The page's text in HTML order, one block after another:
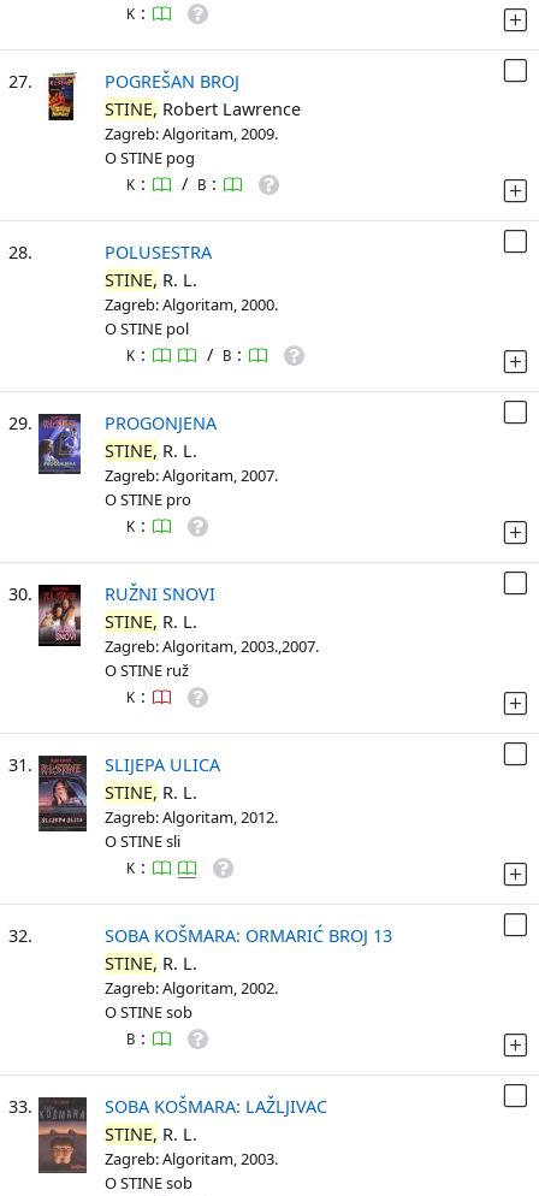
K :
27.
POGREŠAN BROJ
STINE, Robert Lawrence
Zagreb: Algoritam, 2009.
O STINE pog
K : / B :
28.
POLUSESTRA
STINE, R. L.
Zagreb: Algoritam, 2000.
O STINE pol
K : / B :
29.
PROGONJENA
STINE, R. L.
Zagreb: Algoritam, 2007.
O STINE pro
K :
30.
RUŽNI SNOVI
STINE, R. L.
Zagreb: Algoritam, 2003.,2007.
O STINE ruž
K :
31.
SLIJEPA ULICA
STINE, R. L.
Zagreb: Algoritam, 2012.
O STINE sli
K :
32.
SOBA KOŠMARA: ORMARIĆ BROJ 13
STINE, R. L.
Zagreb: Algoritam, 2002.
O STINE sob
B :
33.
SOBA KOŠMARA: LAŽLJIVAC
STINE, R. L.
Zagreb: Algoritam, 2003.
O STINE sob